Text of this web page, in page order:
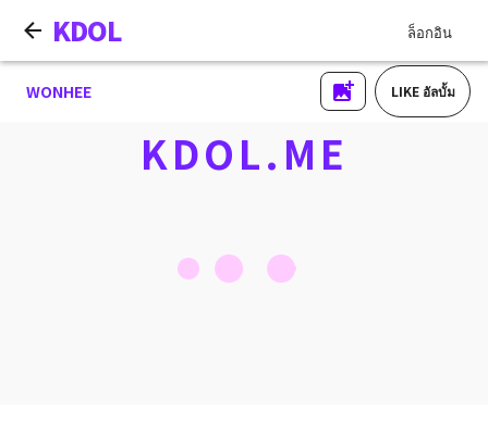
KDOL ล็อกอิน
WONHEE LIKE อัลบั้ม
KDOL.ME